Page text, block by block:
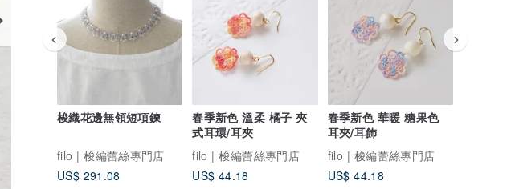
梭織花邊無領短項鍊
filo | 梭編蕾絲專門店
US$ 291.08
春季新色 溫柔 橘子 夾
式耳環/耳夾
filo | 梭編蕾絲專門店
US$ 44.18
春季新色 華暖 糖果色
耳夾/耳飾
filo | 梭編蕾絲專門店
US$ 44.18